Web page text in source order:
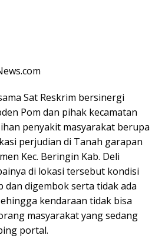
Sat Reskrim bersinergi
Pom dan pihak kecamatan
penyakit masyarakat berupa
perjudian di Tanah garapan
Kec. Beringin Kab. Deli
di lokasi tersebut kondisi
dan digembok serta tidak ada
kendaraan tidak bisa
masyarakat yang sedang
portal.